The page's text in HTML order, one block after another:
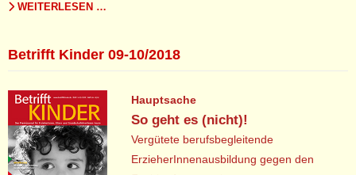
WEITERLESEN …
Betrifft Kinder 09-10/2018
Hauptsache
So geht es (nicht)!
Vergütete berufsbegleitende
ErzieherInnenausbildung gegen den